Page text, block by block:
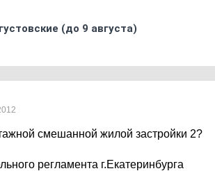
(до 9 августа)
смешанной жилой застройки 2?
регламента г.Екатеринбурга